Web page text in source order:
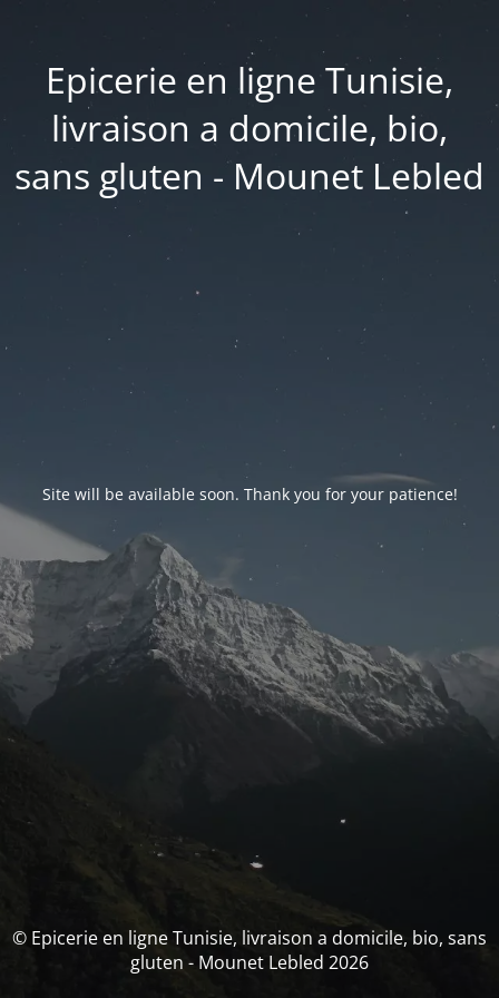
Epicerie en ligne Tunisie,
livraison a domicile, bio,
sans gluten - Mounet Lebled
Site will be available soon. Thank you for your patience!
© Epicerie en ligne Tunisie, livraison a domicile, bio, sans
gluten - Mounet Lebled 2026